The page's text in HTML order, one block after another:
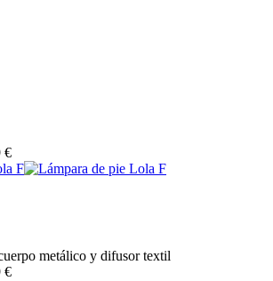
€
metálico y difusor textil
€